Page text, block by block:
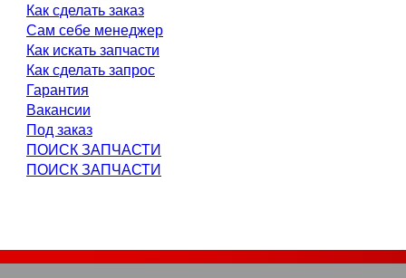
Как сделать заказ
Сам себе менеджер
Как искать запчасти
Как сделать запрос
Гарантия
Вакансии
Под заказ
ПОИСК ЗАПЧАСТИ
ПОИСК ЗАПЧАСТИ